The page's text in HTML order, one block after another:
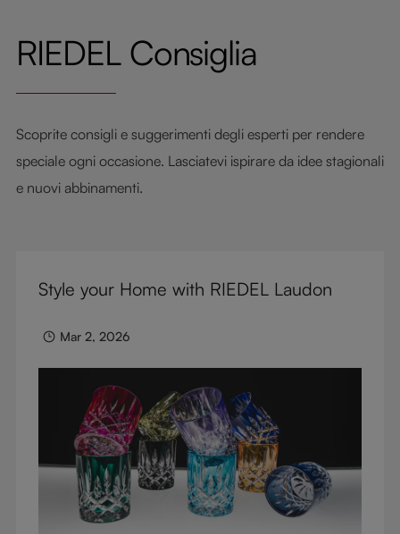
RIEDEL Consiglia
Scoprite consigli e suggerimenti degli esperti per rendere
speciale ogni occasione. Lasciatevi ispirare da idee stagionali
e nuovi abbinamenti.
Style your Home with RIEDEL Laudon
Mar 2, 2026